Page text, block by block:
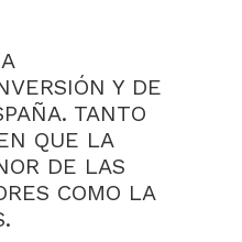
Y DE
TANTO
QUE LA
DE LAS
COMO LA